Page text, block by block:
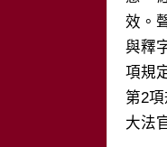
效。
與釋
項規
第2
大法